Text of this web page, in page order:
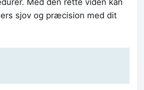
Med den rette viden kan
sjov og præcision med dit